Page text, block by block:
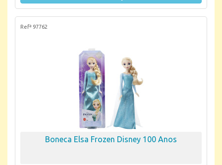
Refª 97762
Boneca Elsa Frozen Disney 100 Anos